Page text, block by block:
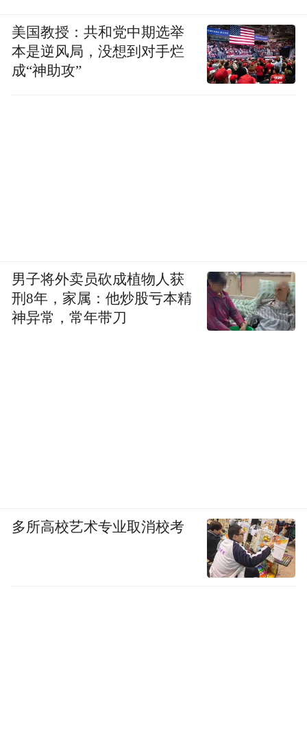
美国教授：共和党中期选举
本是逆风局，没想到对手烂
成“神助攻”
男子将外卖员砍成植物人获
刑8年，家属：他炒股亏本精
神异常，常年带刀
多所高校艺术专业取消校考